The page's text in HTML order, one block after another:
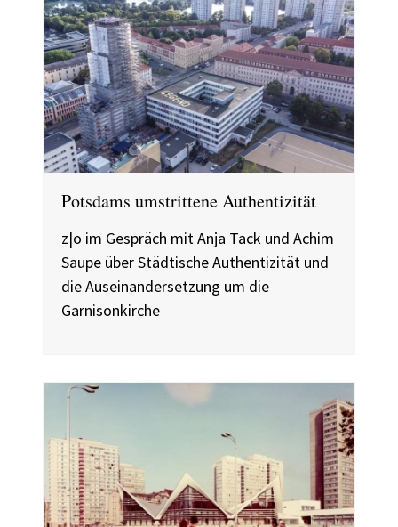
Potsdams umstrittene Authentizität
z|o im Gespräch mit Anja Tack und Achim
Saupe über Städtische Authentizität und
die Auseinandersetzung um die
Garnisonkirche